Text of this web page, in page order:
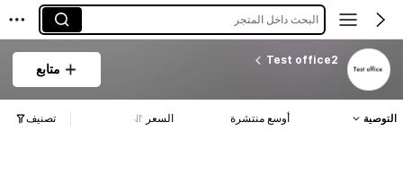
البحث داخل المتجر
Test office2
متابع
التوصية أوسع منتشرة السعر تصنيف